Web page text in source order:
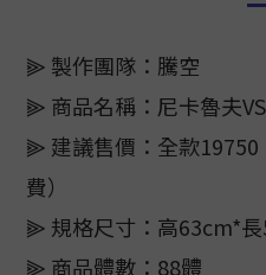
⫸ 製作團隊：騰空
⫸ 商品名稱：尼卡魯夫
⫸ 建議售價：全款19750
費）
⫸ 規格尺寸：高63cm*
⫸ 商品體數：88體